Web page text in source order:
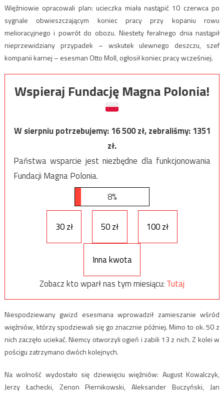
Więźniowie opracowali plan: ucieczka miała nastąpić 10 czerwca po
sygnale obwieszczającym koniec pracy przy kopaniu rowu
melioracyjnego i powrót do obozu. Niestety feralnego dnia nastąpił
nieprzewidziany przypadek – wskutek ulewnego deszczu, szef
kompanii karnej – esesman Otto Moll, ogłosił koniec pracy wcześniej.
Wspieraj Fundację Magna Polonia!
W sierpniu potrzebujemy:16 500zł, zebraliśmy:1351
zł.
Państwa wsparcie jest niezbędne dla funkcjonowania
Fundacji Magna Polonia.
8%
30 zł 50 zł 100 zł
Inna kwota
Zobacz kto wparł nas tym miesiącu: Tutaj
Niespodziewany gwizd esesmana wprowadził zamieszanie wśród
więźniów, którzy spodziewali się go znacznie później. Mimo to ok. 50 z
nich zaczęło uciekać. Niemcy otworzyli ogień i zabili 13 z nich. Z kolei w
pościgu zatrzymano dwóch kolejnych.
Na wolność wydostało się dziewięciu więźniów: August Kowalczyk,
Jerzy Łachecki, Zenon Piernikowski, Aleksander Buczyński, Jan